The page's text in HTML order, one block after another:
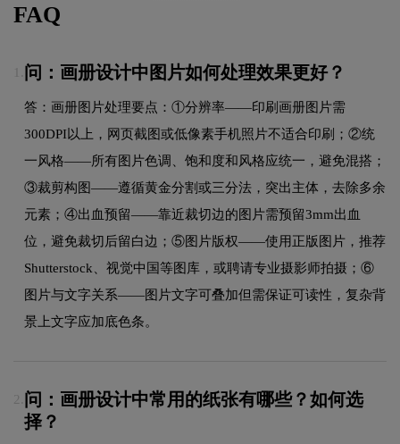
FAQ
问：画册设计中图片如何处理效果更好？
答：画册图片处理要点：①分辨率——印刷画册图片需
300DPI以上，网页截图或低像素手机照片不适合印刷；②统
一风格——所有图片色调、饱和度和风格应统一，避免混搭；
③裁剪构图——遵循黄金分割或三分法，突出主体，去除多余
元素；④出血预留——靠近裁切边的图片需预留3mm出血
位，避免裁切后留白边；⑤图片版权——使用正版图片，推荐
Shutterstock、视觉中国等图库，或聘请专业摄影师拍摄；⑥
图片与文字关系——图片文字可叠加但需保证可读性，复杂背
景上文字应加底色条。
2. 问：画册设计中常用的纸张有哪些？如何选
择？